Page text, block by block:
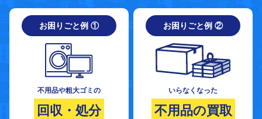
お困りごと例 ①
不用品や粗大ゴミの
回収・処分
お困りごと例 ②
いらなくなった
不用品の買取